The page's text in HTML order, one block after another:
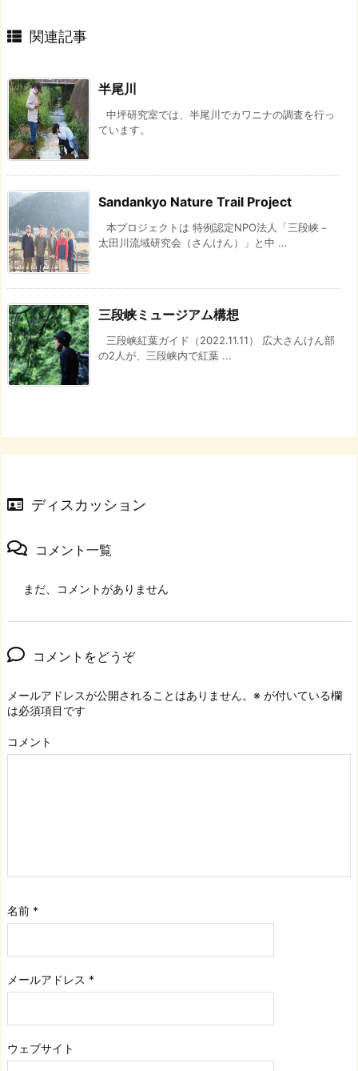
関連記事
半尾川
中坪研究室では、半尾川でカワニナの調査を行っ
ています。
Sandankyo Nature Trail Project
本プロジェクトは 特例認定NPO法人「三段峡－
太田川流域研究会（さんけん）」と中 ...
三段峡ミュージアム構想
三段峡紅葉ガイド（2022.11.11） 広大さんけん部
の2人が、三段峡内で紅葉 ...
ディスカッション
コメント一覧
まだ、コメントがありません
コメントをどうぞ
メールアドレスが公開されることはありません。 ※ が付いている欄
は必須項目です
コメント
名前 *
メールアドレス *
ウェブサイト